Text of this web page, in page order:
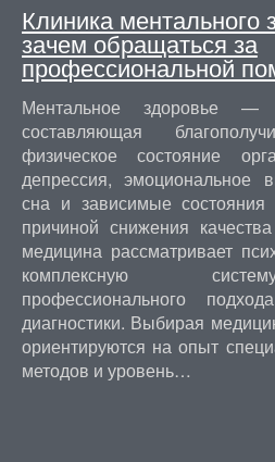
Клиника ментального
зачем обращаться за
профессиональной
Ментальное здоровье
составляющая
физическое состояние
депрессия, эмоциональное
сна и зависимые состояния
причиной снижения
медицина рассматривает
комплексную
профессионального
диагностики. Выбирая
ориентируются на опыт
методов и уровень…